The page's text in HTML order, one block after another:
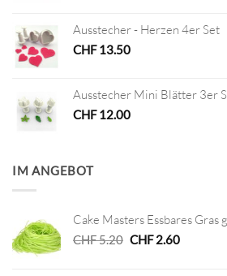
Ausstecher - Herzen 4er Set
CHF13.50
Ausstecher Mini Blätter 3er
CHF12.00
IM ANGEBOT
Cake Masters Essbares Gras
CHF5.20 Ursprünglicher
CHF2.60Aktueller